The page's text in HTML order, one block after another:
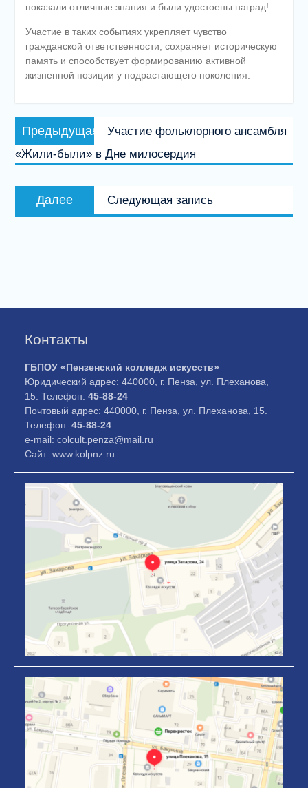
показали отличные знания и были удостоены наград!
Участие в таких событиях укрепляет чувство
гражданской ответственности, сохраняет историческую
память и способствует формированию активной
жизненной позиции у подрастающего поколения.
Навигация
по
записям
Предыдущая
запись:
Участие фольклорного ансамбля
«Жили-были» в Дне милосердия
Далее
запись:
Следующая запись
Контакты
ГБПОУ «Пензенский колледж искусств»
Юридический адрес: 440000, г. Пенза, ул. Плеханова,
15. Телефон:45-88-24
Почтовый адрес: 440000, г. Пенза, ул. Плеханова, 15.
Телефон:45-88-24
e-mail: colcult.penza@mail.ru
Сайт: www.kolpnz.ru